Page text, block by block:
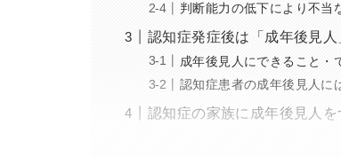
判断能力の低下により不当
認知症発症後は「成年後見
成年後見人にできること・
認知症患者の成年後見人に
認知症の家族に成年後見人を